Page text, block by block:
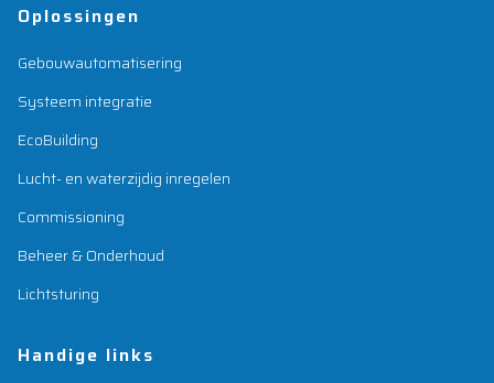
Oplossingen
Gebouwautomatisering
Systeem integratie
EcoBuilding
Lucht- en waterzijdig inregelen
Commissioning
Beheer & Onderhoud
Lichtsturing
Handige links